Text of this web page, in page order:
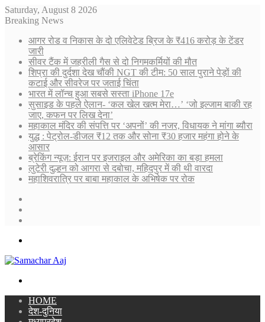
Saturday, August 8 2026
Breaking News
आगर रोड व निकास के दो एलिवेटेड ब्रिज के ₹416 करोड़ के टेंडर
जारी
सीवर टैंक में जहरीली गैस से दो निगमकर्मियों की मौत
शिप्रा की दुर्दशा देख चौंकी NGT की टीम: 50 साल पुराने पेड़ों की
कटाई और सीवरेज पर जताई चिंता
भारत में लॉन्च हुआ सबसे सस्ता iPhone 17e
सुसाइड के पहले ऐलान- ‘कल खेल खत्म मेरा…’ ‘जो इल्जाम बाकी रह
जाए, कफन पर लिख देना’
महाकाल मंदिर की संपत्ति पर ‘अपनों’ की नजर, विधायक ने मांगा ब्यौरा
युद्ध : पेट्रोल-डीजल ₹12 तक और सोना ₹30 हजार महंगा होने के
आसार
ब्रेकिंग न्यूज़: ईरान पर इजराइल और अमेरिका का बड़ा हमला
लुटेरी दुल्हन को आगरा से दबोचा, महिदपुर में की थी वारदा
महाशिवरात्रि पर बाबा महाकाल के अभिषेक पर रोक
HOME
देश-दुनिया